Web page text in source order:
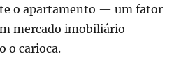
o apartamento — um fator
mercado imobiliário
o carioca.